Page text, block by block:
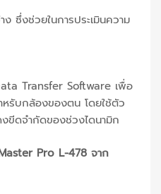
ซึ่งช่วยในการประเมินความ
Transfer Software เพื่อ
หรับกล้องของตน โดยใช้ตัว
ขีดจำกัดของช่วงไดนามิก
Pro L-478 จาก